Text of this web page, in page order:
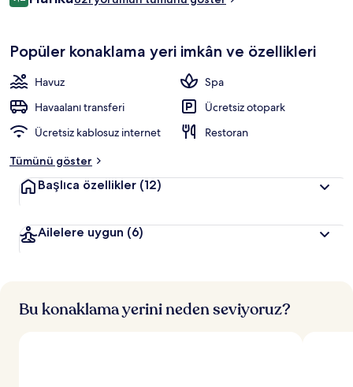
9,2/10
Popüler konaklama yeri imkân ve özellikleri
Havuz
Spa
Havaalanı transferi
Ücretsiz otopark
Ücretsiz kablosuz internet
Restoran
Tümünü göster
Başlıca özellikler (12)
Ailelere uygun (6)
Bu konaklama yerini neden seviyoruz?